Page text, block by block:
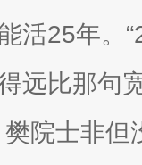
活25年。
远比那句
樊院士非